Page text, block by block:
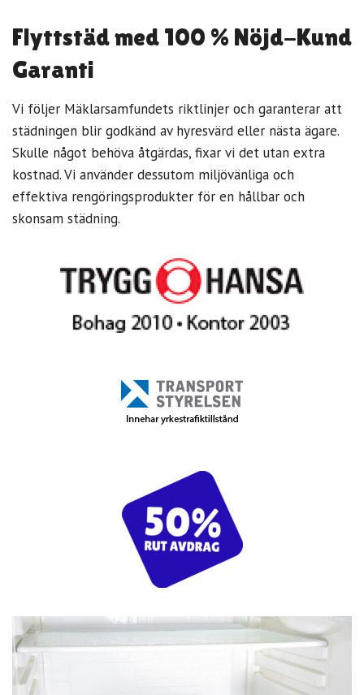
Flyttstäd med 100 % Nöjd-Kund
Garanti
Vi följer Mäklarsamfundets riktlinjer och garanterar att
städningen blir godkänd av hyresvärd eller nästa ägare.
Skulle något behöva åtgärdas, fixar vi det utan extra
kostnad. Vi använder dessutom miljövänliga och
effektiva rengöringsprodukter för en hållbar och
skonsam städning.